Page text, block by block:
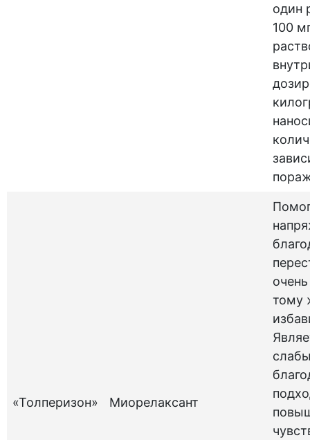
один
100
«Толперизон» Миорелаксант
тому